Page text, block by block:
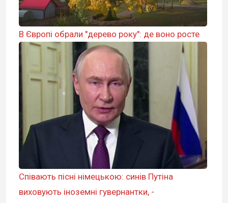
В Європі обрали "дерево року": де воно росте
Співають пісні німецькою: синів Путіна
виховують іноземні гувернантки, -